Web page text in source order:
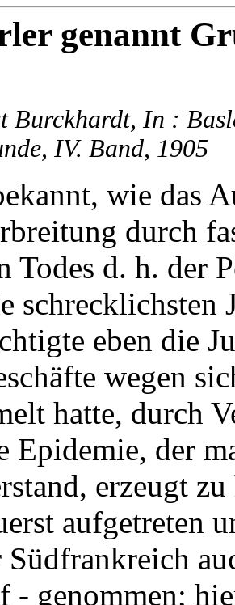
Burckhardt, In :
IV. Band, 1905
wie das
durch
Todes d. h. der
eben die
wegen
hatte, durch
Epidemie, der
erzeugt
aufgetreten
Südfrankreich
- genommen;